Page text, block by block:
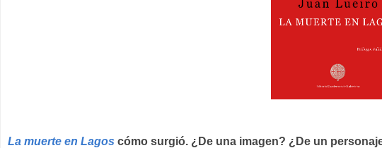
La muerte en Lagos cómo surgió. ¿De una imagen? ¿De un